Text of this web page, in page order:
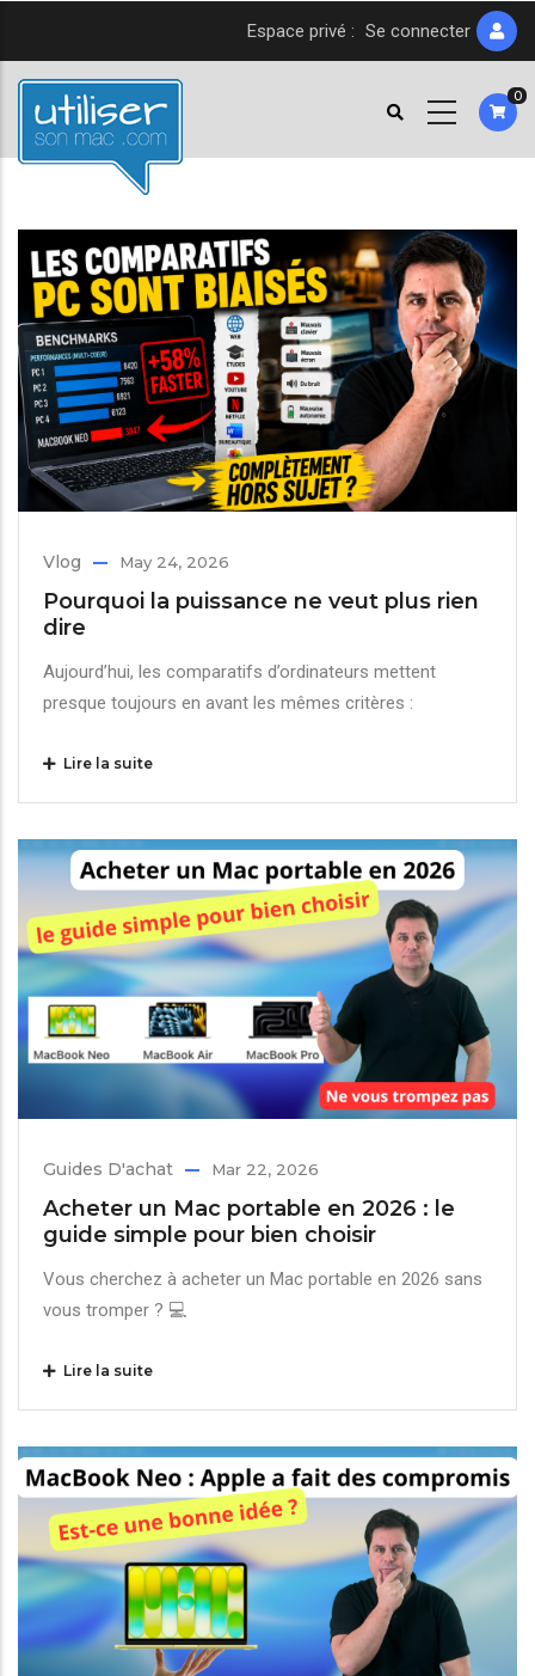
contenu
principal
Espace privé : Se connecter
0
Vlog May 24, 2026
Pourquoi la puissance ne veut plus rien
dire
Aujourd’hui, les comparatifs d’ordinateurs mettent
presque toujours en avant les mêmes critères :
Lire la suite
Guides D'achat Mar 22, 2026
Acheter un Mac portable en 2026 : le
guide simple pour bien choisir
Vous cherchez à acheter un Mac portable en 2026 sans
vous tromper ? 💻
Lire la suite